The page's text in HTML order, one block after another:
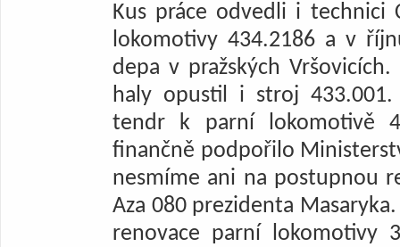
Kus práce odvedli i technici
lokomotivy 434.2186 a v
depa v pražských
haly opustil i stroj 433.001.
tendr k parní lokomotivě
finančně podpořilo
nesmíme ani na postupnou
Aza 080 prezidenta
renovace parní lokomotivy